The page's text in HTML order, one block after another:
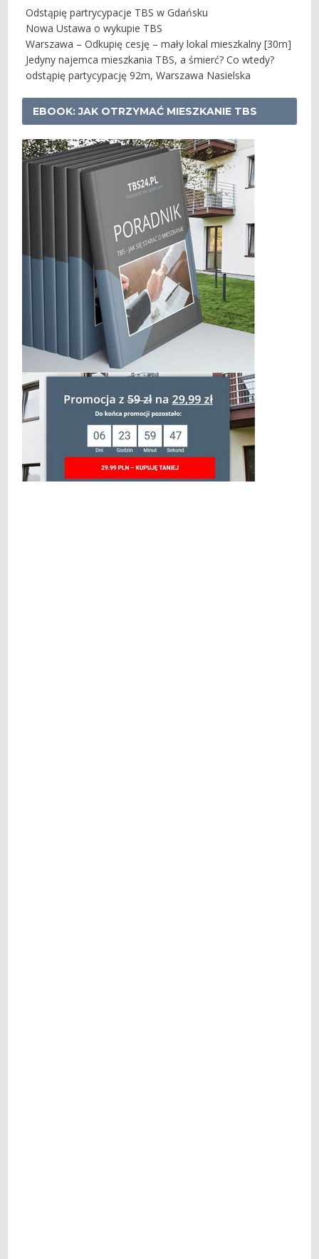
Odstąpię partrycypacje TBS w Gdańsku
Nowa Ustawa o wykupie TBS
Warszawa – Odkupię cesję – mały lokal mieszkalny [30m]
Jedyny najemca mieszkania TBS, a śmierć? Co wtedy?
odstąpię partycypację 92m, Warszawa Nasielska
EBOOK: JAK OTRZYMAĆ MIESZKANIE TBS